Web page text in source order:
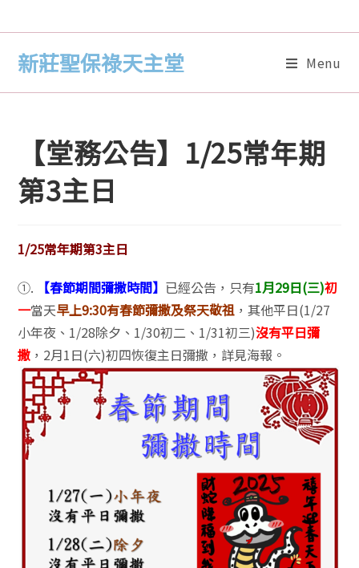
新莊聖保祿天主堂 Menu
【堂務公告】1/25常年期
第3主日
1/25常年期第3主日
①.
【春節期間彌撒時間】 已經公告，只有1月29日(三)初
一當天早上9:30有春節彌撒及祭天敬祖 ，其他平日(1/27
小年夜、1/28除夕、1/30初二、1/31初三)沒有平日彌
撒 ，2月1日(六)初四恢復主日彌撒，詳見海報。